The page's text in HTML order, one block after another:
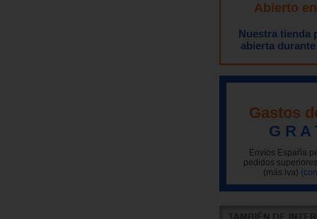
Abierto
Nuestra tienda
abierta
Gastos
G R A
Envíos España
pedidos
(más iva)